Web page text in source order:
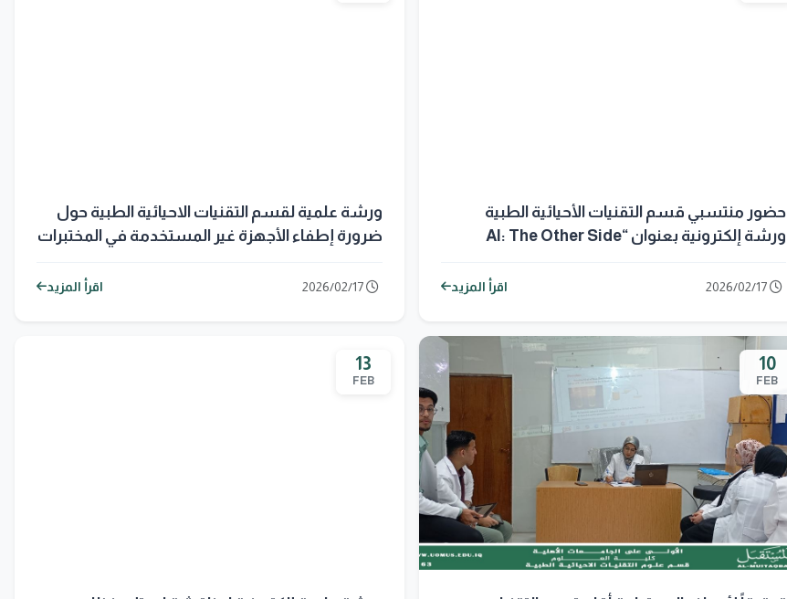
ورشة علمية لقسم التقنيات الاحيائية الطبية حول
ضرورة إطفاء الأجهزة غير المستخدمة في المختبرات
2026/02/17 اقرأ المزيد
حضور منتسبي قسم التقنيات الأحيائية الطبية
ورشة إلكترونية بعنوان “AI: The Other Side
2026/02/17 اقرأ المزيد
13
FEB
10
FEB